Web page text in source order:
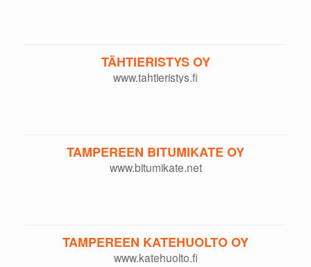
TÄHTIERISTYS OY
www.tahtieristys.fi
TAMPEREEN BITUMIKATE OY
www.bitumikate.net
TAMPEREEN KATEHUOLTO OY
www.katehuolto.fi